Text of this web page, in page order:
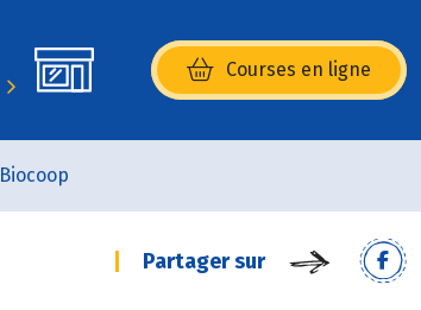
Courses en ligne
(s’ouvre dans une nouvelle
Biocoop
Partager sur